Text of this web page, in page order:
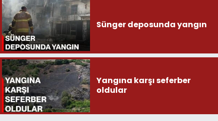
Sünger deposunda yangın
Yangına karşı seferber
oldular